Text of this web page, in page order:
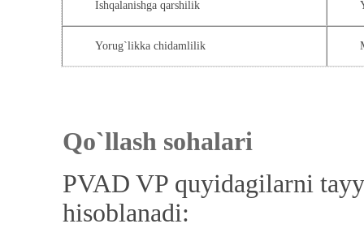
Ishqalanishga qarshilik
Yorug`likka chidamlilik
Qo`llash sohalari
PVAD VP quyidagilarni
hisoblanadi: